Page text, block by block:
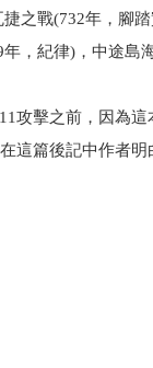
之戰(732年，腳
，紀律)，中途島
攻擊之前，因為
這篇後記中作者